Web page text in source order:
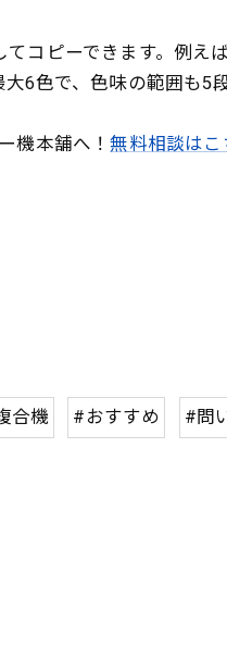
てコピーできます。例え
6色で、色味の範囲も5
機本舗へ！無料相談はこ
合機 #おすすめ #問